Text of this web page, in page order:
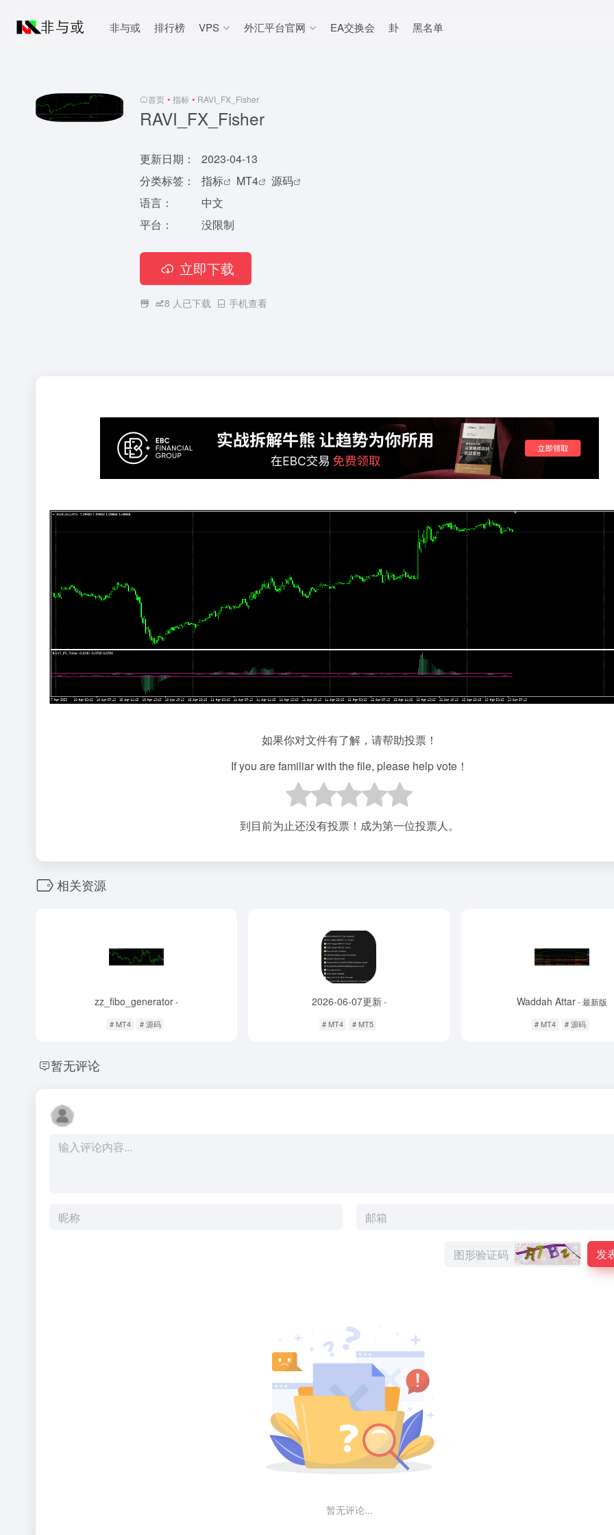
非与或 排行榜 VPS 外汇平台官网 EA交换会 卦 黑名单
首页 • 指标 • RAVI_FX_Fisher
RAVI_FX_Fisher
更新日期：
2023-04-13
分类标签：
指标 MT4
源码
语言：
中文
平台：
没限制
立即下载
8 人已下载 手机查看
如果你对文件有了解，请帮助投票！
If you are familiar with the file, please help vote！
到目前为止还没有投票！成为第一位投票人。
相关资源
zz_fibo_generator-
# MT4 # 源码
2026-06-07更新-
# MT4 # MT5
Waddah Attar- 最新版
# MT4 # 源码
暂无评论
发
暂无评论...